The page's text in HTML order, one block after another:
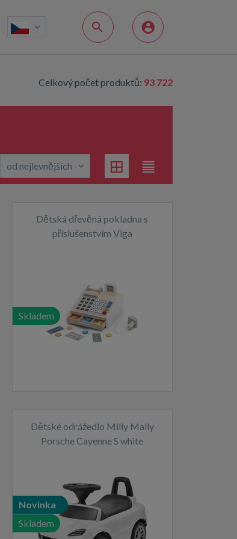
Celkový počet produktů: 93 722
Dětská dřevěná pokladna s
příslušenstvím Viga
Skladem
Dětské odrážedlo Milly Mally
Porsche Cayenne S white
Novinka
Skladem